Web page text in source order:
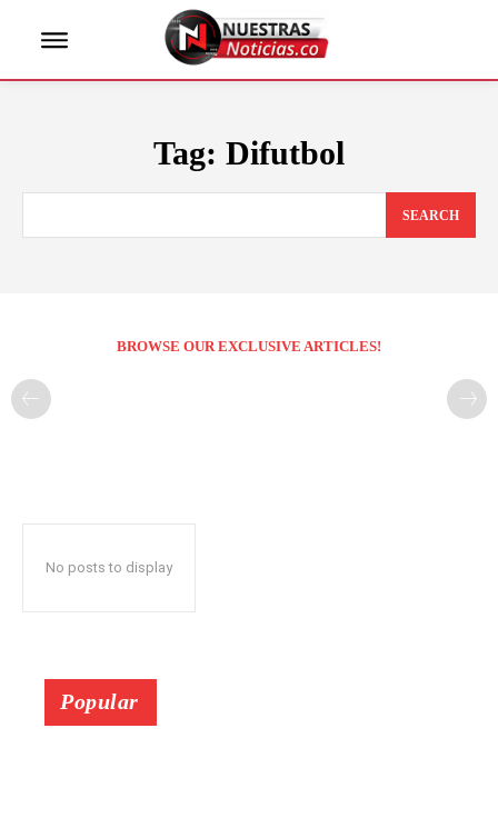
Tag: Difutbol
SEARCH
BROWSE OUR EXCLUSIVE ARTICLES!
No posts to display
Popular